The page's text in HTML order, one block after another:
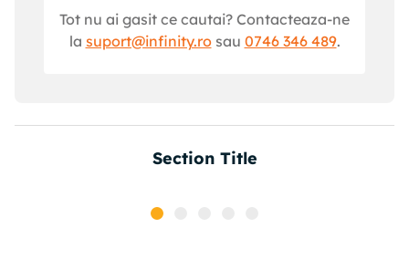
Tot nu ai gasit ce cautai? Contacteaza-ne
la suport@infinity.rosau 0746 346 489.
Section Title